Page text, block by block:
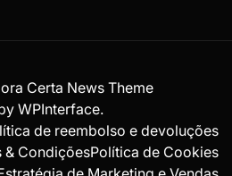
Certa News Theme
WPInterface.
de reembolso e devoluções
& CondiçõesPolítica de Cookies